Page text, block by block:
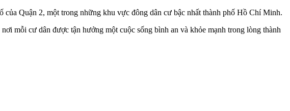
Quận 2, một trong những khu vực đông dân cư bậc nhất thành phố Hồ Chí Minh.
mỗi cư dân được tận hưởng một cuộc sống bình an và khỏe mạnh trong lòng thành